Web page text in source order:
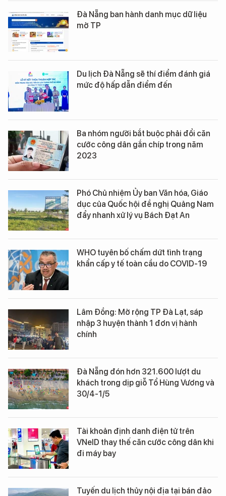
Đà Nẵng ban hành danh mục dữ liệu
mở TP
Du lịch Đà Nẵng sẽ thí điểm đánh giá
mức độ hấp dẫn điểm đến
Ba nhóm người bắt buộc phải đổi căn
cước công dân gắn chíp trong năm
2023
Phó Chủ nhiệm Ủy ban Văn hóa, Giáo
dục của Quốc hội đề nghị Quảng Nam
đẩy nhanh xử lý vụ Bách Đạt An
WHO tuyên bố chấm dứt tình trạng
khẩn cấp y tế toàn cầu do COVID-19
Lâm Đồng: Mở rộng TP Đà Lạt, sáp
nhập 3 huyện thành 1 đơn vị hành
chính
Đà Nẵng đón hơn 321.600 lượt du
khách trong dịp giỗ Tổ Hùng Vương và
30/4-1/5
Tài khoản định danh điện tử trên
VNeID thay thế căn cước công dân khi
đi máy bay
Tuyến du lịch thủy nội địa tại bán đảo